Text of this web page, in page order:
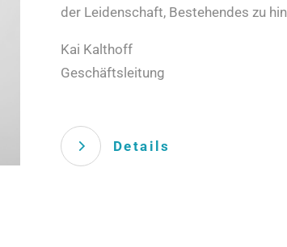
der Leidenschaft, Bestehendes zu
Kai Kalthoff
Geschäftsleitung
Details